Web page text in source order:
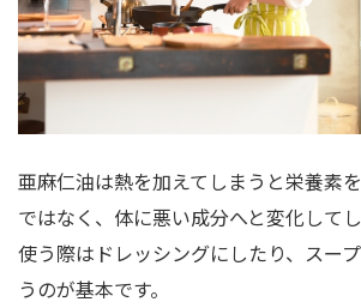
亜麻仁油は熱を加えてしまうと栄養素
ではなく、体に悪い成分へと変化して
使う際はドレッシングにしたり、スー
うのが基本です。